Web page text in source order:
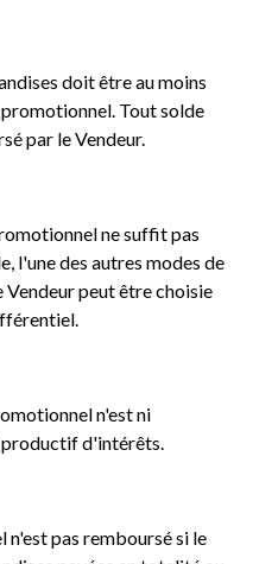
doit être au moins
Tout solde
par le Vendeur.
ne suffit pas
l'une des autres modes de
peut être choisie
n'est ni
productif d'intérêts.
n'est pas remboursé si le